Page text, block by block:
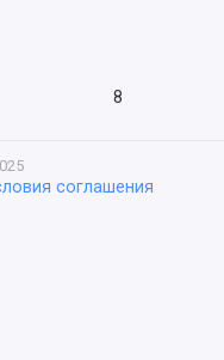
8
соглашения